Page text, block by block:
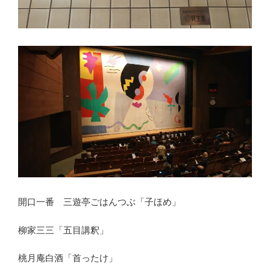
開口一番 三遊亭ごはんつぶ「子ほめ」
柳家三三「五目講釈」
桃月庵白酒「首ったけ」